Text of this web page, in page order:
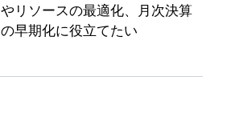
やリソースの最適化、月次決算
の早期化に役立てたい